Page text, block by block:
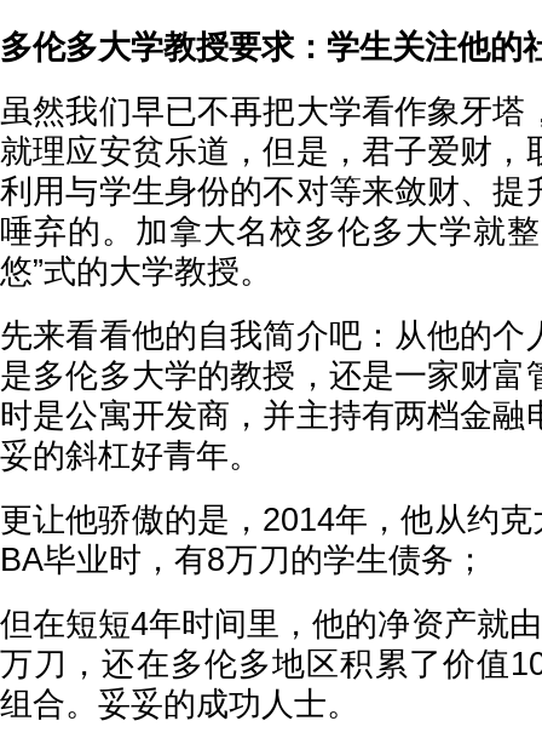
多伦多大学教授要求：学生关注他
虽然我们早已不再把大学看作象牙塔
就理应安贫乐道，但是，君子爱财，
利用与学生身份的不对等来敛财、提
唾弃的。加拿大名校多伦多大学就
悠”式的大学教授。
先来看看他的自我简介吧：从他的个
是多伦多大学的教授，还是一家财富
时是公寓开发商，并主持有两档金融
妥的斜杠好青年。
更让他骄傲的是，2014年，他从约
BA毕业时，有8万刀的学生债务；
但在短短4年时间里，他的净资产就
万刀，还在多伦多地区积累了价值
组合。妥妥的成功人士。